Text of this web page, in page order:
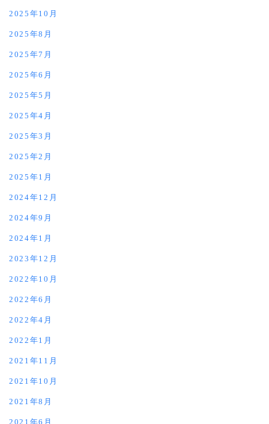
2025年10月
2025年8月
2025年7月
2025年6月
2025年5月
2025年4月
2025年3月
2025年2月
2025年1月
2024年12月
2024年9月
2024年1月
2023年12月
2022年10月
2022年6月
2022年4月
2022年1月
2021年11月
2021年10月
2021年8月
2021年6月